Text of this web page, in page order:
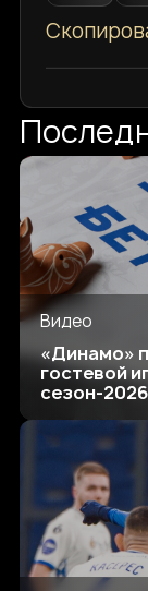
Видео
«Динамо»
гостевой
сезон-